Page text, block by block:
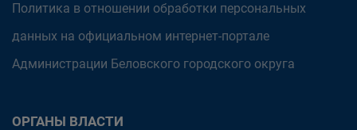
Политика в отношении обработки персональных
данных на официальном интернет-портале
Администрации Беловского городского округа
ОРГАНЫ ВЛАСТИ